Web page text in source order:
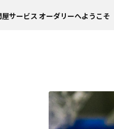
サービス オーダリーへようこそ